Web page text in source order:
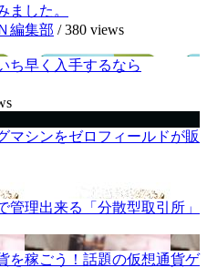
ました。
編集部 /380 views
ち早く入手するなら
マシンをゼロフィールドが販
管理出来る「分散型取引所」
を稼ごう！話題の仮想通貨ゲ